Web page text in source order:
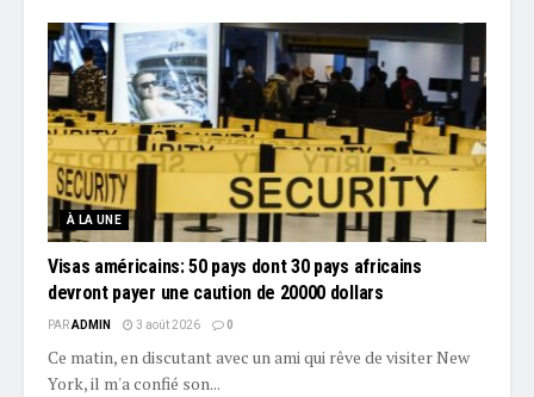
À LA UNE
Visas américains: 50 pays dont 30 pays africains
devront payer une caution de 20000 dollars
PARADMIN 3 août 2026 0
Ce matin, en discutant avec un ami qui rêve de visiter New
York, il m'a confié son...